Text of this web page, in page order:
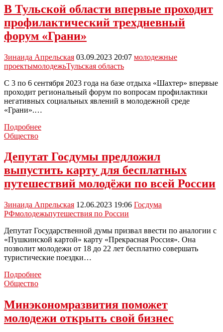
защитить
пять
проектов
получить
на
реализацию
В Тульской области впервые проходит
профилактический трехдневный
форум «Грани»
Зинаида Апрельская 03.09.2023 20:07 молодежные
проектымолодежьТульская область
С 3 по 6 сентября 2023 года на базе отдыха «Шахтер» впервые
проходит региональный форум по вопросам профилактики
негативных социальных явлений в молодежной среде
«Грани».…
ПодробнееВ
впервые
проходит
профилактический
трехдневный
форум
Общество
Депутат Госдумы предложил
выпустить карту для бесплатных
путешествий молодёжи по всей России
Зинаида Апрельская 12.06.2023 19:06 Госдума
РФмолодежьпутешествия по России
Депутат Государственной думы призвал ввести по аналогии с
«Пушкинской картой» карту «Прекрасная Россия». Она
позволит молодежи от 18 до 22 лет бесплатно совершать
туристические поездки…
ПодробнееДепутат
карту
для
Общество
Минэкономразвития поможет
молодежи открыть свой бизнес